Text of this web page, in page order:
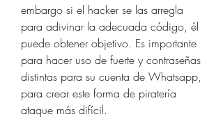
embargo si el hacker se las arregla
para adivinar la adecuada código, él
puede obtener objetivo. Es importante
para hacer uso de fuerte y contraseñas
distintas para su cuenta de Whatsapp,
para crear este forma de piratería
ataque más difícil.